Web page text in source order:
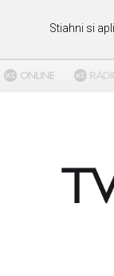
Stiahni si